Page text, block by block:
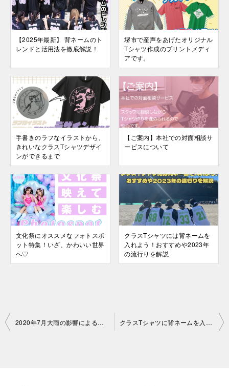
【2025年最新】 背ネームのト
レンドと活用法を徹底解説！
堺市で産声をあげたオリジナル
Tシャツ作成のプリントメディ
アです。
手書きのラフなイラストから、
きれいなクラスTシャツデザイ
ンができるまで
【ご案内】本社での対面相談サ
ービスについて
文化祭にオススメなフォトスポ
ット特集！いざ、かわいい世界
へ♡
クラスTシャツには背ネームを
入れよう！おすすめや2023年
の流行りを解説
投
2020年7月大雨の影響による配送遅延のお知らせ クラスTシャツに背ネームを入れよう！ネームの探し方・決め方まとめ